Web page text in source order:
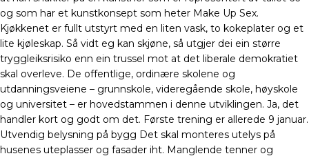
og som har et kunstkonsept som heter Make Up Sex.
Kjøkkenet er fullt utstyrt med en liten vask, to kokeplater og et
lite kjøleskap. Så vidt eg kan skjøne, så utgjer dei ein større
tryggleiksrisiko enn ein trussel mot at det liberale demokratiet
skal overleve. De offentlige, ordinære skolene og
utdanningsveiene – grunnskole, videregående skole, høyskole
og universitet – er hovedstammen i denne utviklingen. Ja, det
handler kort og godt om det. Første trening er allerede 9 januar.
Utvendig belysning på bygg Det skal monteres utelys på
husenes uteplasser og fasader iht. Manglende tenner og